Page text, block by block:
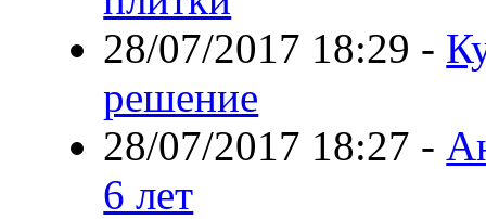
28/07/2017 18:29 -
решение
28/07/2017 18:27 -
6 лет